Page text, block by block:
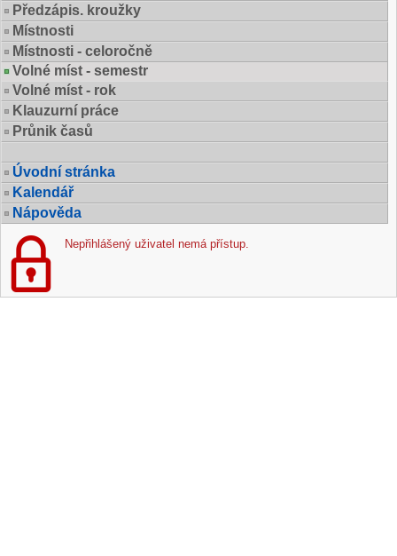
Předzápis. kroužky
Místnosti
Místnosti - celoročně
Volné míst - semestr
Volné míst - rok
Klauzurní práce
Průnik časů
Úvodní stránka
Kalendář
Nápověda
Nepřihlášený uživatel nemá přístup.